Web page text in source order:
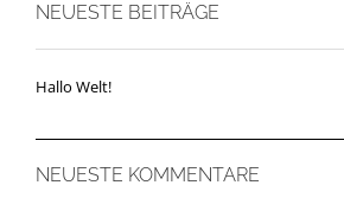
NEUESTE BEITRÄGE
Hallo Welt!
NEUESTE KOMMENTARE